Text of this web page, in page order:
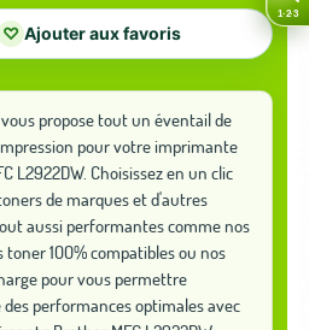
♡ Ajouter aux favoris
propose tout un éventail de
pour votre imprimante
L2922DW. Choisissez en un clic
de marques et d'autres
aussi performantes comme nos
toner 100% compatibles ou nos
pour vous permettre
performances optimales avec